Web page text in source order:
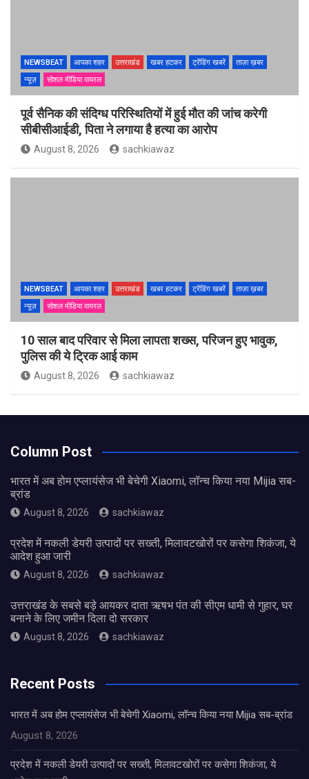
NEWSBEAT आपका शहर उत्तराखंड खबर हटकर ट्रेंडिंग खबरें
ताज़ा ख़बर
न्यूज़
सोशल मीडिया वायरल
पूर्व सैनिक की संदिग्ध परिस्थितियों में हुई मौत की जांच करेगी
सीबीसीआईडी, पिता ने लगाया है हत्या का आरोप
August 8, 2026 sachkiawaz
NEWSBEAT आपका शहर उत्तराखंड खबर हटकर ट्रेंडिंग खबरें
ताज़ा ख़बर
न्यूज़
सोशल मीडिया वायरल
10 साल बाद परिवार से मिला लापता शख्स, परिजन हुए भावुक,
पुलिस की ये ट्रिक आई काम
August 8, 2026 sachkiawaz
Column Post
भारत में अब होम एप्लायंसेज भी बेचेगी Xiaomi, लॉन्च किया नया Mijia सब-
ब्रांड
August 8, 2026 sachkiawaz
प्रदेश में नकली डेयरी उत्पादों पर सख्ती, मिलावटखोरों पर कसेगा शिकंजा, ये
आदेश हुआ जारी
August 8, 2026 sachkiawaz
उत्तराखंड के सबसे बड़े आयकर दाता ऋषभ पंत की सीएम धामी से गुहार, घर
बनाने के लिए जमीन दिला दो सरकार
August 8, 2026 sachkiawaz
Recent Posts
भारत में अब होम एप्लायंसेज भी बेचेगी Xiaomi, लॉन्च किया नया Mijia सब-ब्रांड
August 8, 2026
प्रदेश में नकली डेयरी उत्पादों पर सख्ती, मिलावटखोरों पर कसेगा शिकंजा, ये